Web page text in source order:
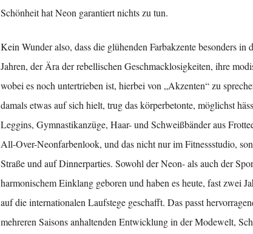
Schönheit hat Neon garantiert nichts zu tun.
Kein Wunder also, dass die glühenden Farbakzente besonders
Jahren, der Ära der rebellischen Geschmacklosigkeiten, ihre
wobei es noch untertrieben ist, hierbei von „Akzenten“ zu
damals etwas auf sich hielt, trug das körperbetonte, möglichst
Leggins, Gymnastikanzüge, Haar- und Schweißbänder aus
All-Over-Neonfarbenlook, und das nicht nur im Fitnessstudio,
Straße und auf Dinnerparties. Sowohl der Neon- als auch der
harmonischem Einklang geboren und haben es heute, fast zwei
auf die internationalen Laufstege geschafft. Das passt
mehreren Saisons anhaltenden Entwicklung in der Modewelt,